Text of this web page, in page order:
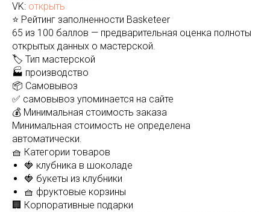
VK: открыть
⭐ Рейтинг заполненности Basketeer
65 из 100 баллов — предварительная оценка полноты
открытых данных о мастерской.
🏷️ Тип мастерской
🏭 производство
📦 Самовывоз
✅ самовывоз упоминается на сайте
💰 Минимальная стоимость заказа
Минимальная стоимость не определена
автоматически.
🧺 Категории товаров
🍓 клубника в шоколаде
🍓 букеты из клубники
🧺 фруктовые корзины
🏢 Корпоративные подарки